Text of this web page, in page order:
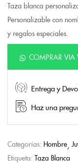
Taza blanca
Personalizable con
y regalos especiales.
COMPRAR VIA
Entrega y
Haz una
Categorías: Hombre
Etiqueta: Taza Blanca